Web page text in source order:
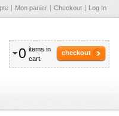
Mon panier Checkout Log In
0 items in
cart.
checkout